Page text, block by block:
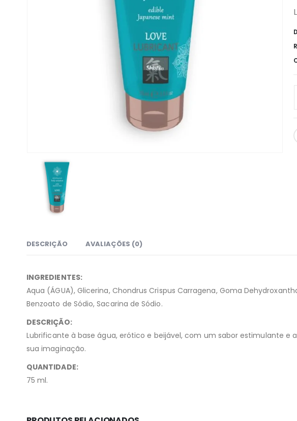
DESCRIÇÃO AVALIAÇÕES (0)
INGREDIENTES:
Aqua (ÁGUA), Glicerina, Chondrus Crispus Carragena, Goma
Benzoato de Sódio, Sacarina de Sódio.
DESCRIÇÃO:
Lubrificante à base água, erótico e beijável, com um sabor estimulante
sua imaginação.
QUANTIDADE:
75 ml.